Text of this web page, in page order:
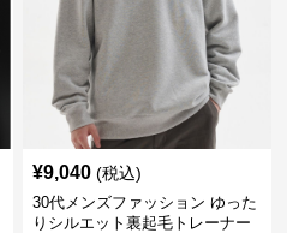
¥9,040 (税込)
30代メンズファッション ゆった
りシルエット裏起毛トレーナー